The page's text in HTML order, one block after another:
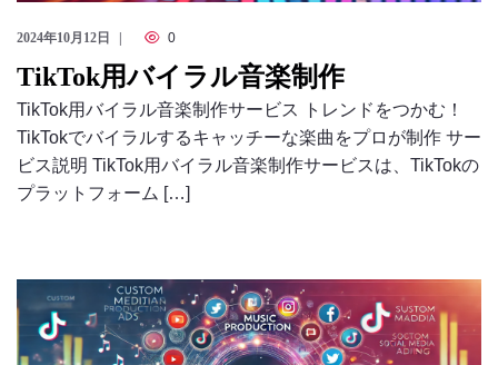
2024年10月12日 0
TikTok用バイラル音楽制作
TikTok用バイラル音楽制作サービス トレンドをつかむ！
TikTokでバイラルするキャッチーな楽曲をプロが制作 サー
ビス説明 TikTok用バイラル音楽制作サービスは、TikTokの
プラットフォーム […]